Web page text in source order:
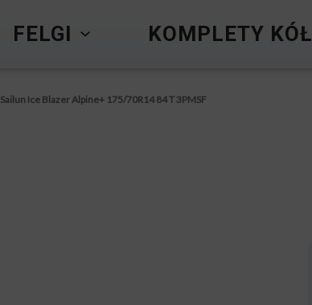
FELGI KOMPLETY KÓŁ
Sailun Ice Blazer Alpine+ 175/70R14 84 T 3PMSF